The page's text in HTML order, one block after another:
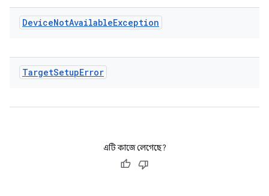
DeviceNotAvailableException
TargetSetupError
এটি কাজে লেগেছে?